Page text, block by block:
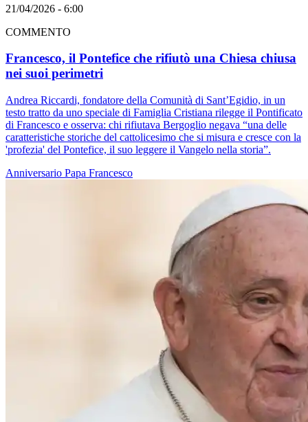
21/04/2026 - 6:00
COMMENTO
Francesco, il Pontefice che rifiutò una Chiesa chiusa
nei suoi perimetri
Andrea Riccardi, fondatore della Comunità di Sant’Egidio, in un
testo tratto da uno speciale di Famiglia Cristiana rilegge il Pontificato
di Francesco e osserva: chi rifiutava Bergoglio negava “una delle
caratteristiche storiche del cattolicesimo che si misura e cresce con la
'profezia' del Pontefice, il suo leggere il Vangelo nella storia”.
Anniversario Papa Francesco